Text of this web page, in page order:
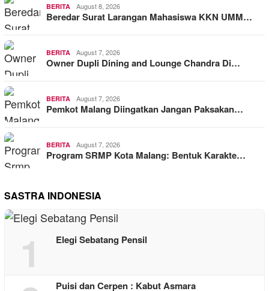
BERITA August 8, 2026
Beredar Surat Larangan Mahasiswa KKN UMM…
BERITA August 7, 2026
Owner Dupli Dining and Lounge Chandra Di…
BERITA August 7, 2026
Pemkot Malang Diingatkan Jangan Paksakan…
BERITA August 7, 2026
Program SRMP Kota Malang: Bentuk Karakte…
SASTRA INDONESIA
1 Elegi Sebatang Pensil
Puisi dan Cerpen : Kabut Asmara